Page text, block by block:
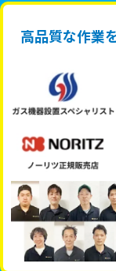
高品質な作業